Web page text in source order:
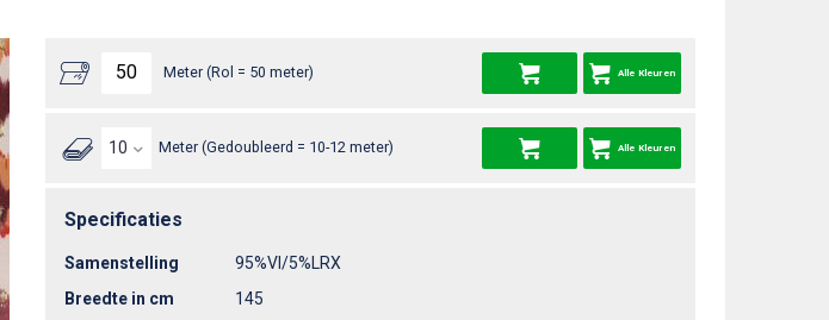
Meter (Rol = 50 meter) Alle Kleuren
Meter (Gedoubleerd = 10-12 meter) Alle Kleuren
Specificaties
Samenstelling
95%VI/5%LRX
Breedte in cm
145